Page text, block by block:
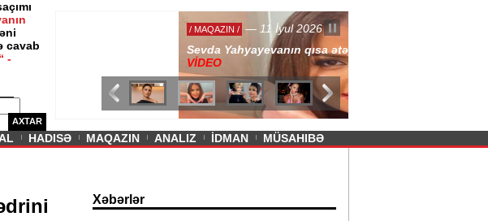
cavab
-
AXTAR
— 11 İyul 2026
Sevda Yahyayevanın qısa ətəyi tənqid olundu -
HADISƏ MAQAZIN ANALIZ İDMAN MÜSAHIBƏ
Xəbərlər